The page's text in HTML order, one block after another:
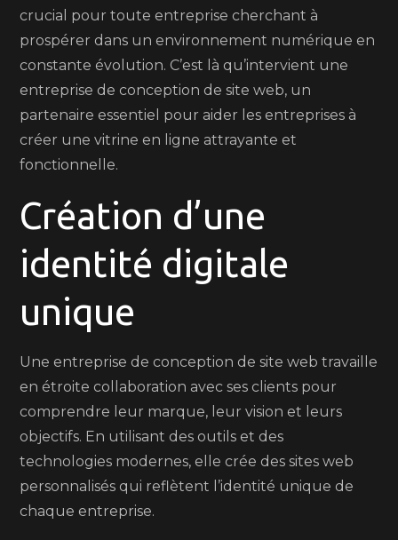
crucial pour toute entreprise cherchant à
prospérer dans un environnement numérique en
constante évolution. C’est là qu’intervient une
entreprise de conception de site web, un
partenaire essentiel pour aider les entreprises à
créer une vitrine en ligne attrayante et
fonctionnelle.
Création d’une
identité digitale
unique
Une entreprise de conception de site web travaille
en étroite collaboration avec ses clients pour
comprendre leur marque, leur vision et leurs
objectifs. En utilisant des outils et des
technologies modernes, elle crée des sites web
personnalisés qui reflètent l’identité unique de
chaque entreprise.